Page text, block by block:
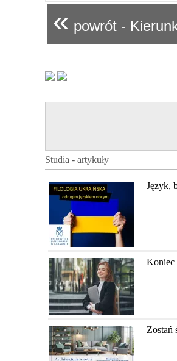
« powrót -
Studia - artykuły
Język,
Koniec
Zostań